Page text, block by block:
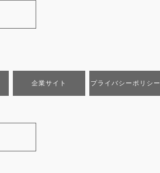
企業サイト プライバシーポリシー